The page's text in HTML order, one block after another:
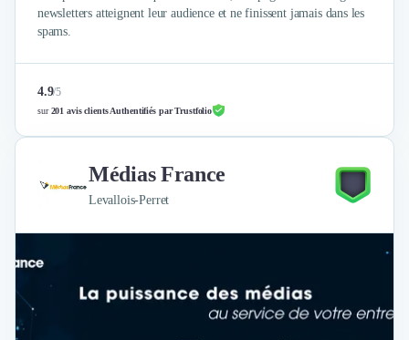
Réhabilitation et maintenance
Logiciel PropTech
Courtage en Energie
Désinfection & décontamination
Nettoyage & Ménage
Espaces de Coworking
newsletters atteignent leur audience et ne finissent jamais dans les
spams.
4.9/5
sur201 avis clients Authentifiés par Trustfolio
Médias France
Levallois-Perret